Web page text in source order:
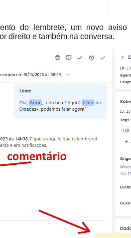
do lembrete, um novo aviso
direito e também na conversa.